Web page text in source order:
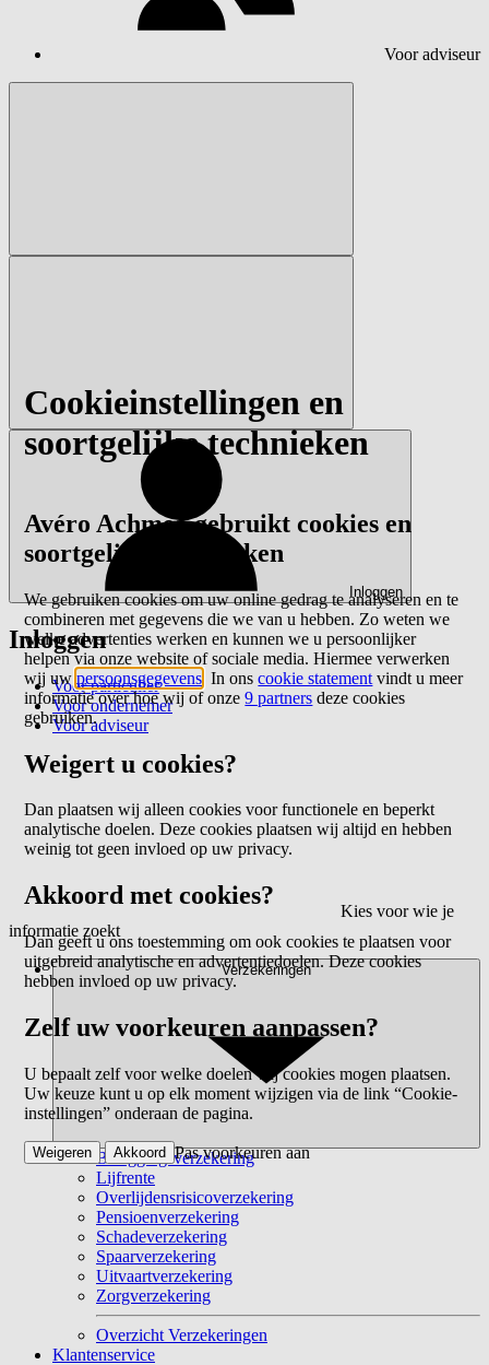
Voor adviseur
Inloggen
Inloggen
Voor particulier
Voor ondernemer
Voor adviseur
Kies voor wie je
informatie zoekt
Verzekeringen
Beleggingsverzekering
Lijfrente
Overlijdensrisicoverzekering
Pensioenverzekering
Schadeverzekering
Spaarverzekering
Uitvaartverzekering
Zorgverzekering
Overzicht Verzekeringen
Klantenservice
Cookieinstellingen en
soortgelijke technieken
Avéro Achmea gebruikt cookies en
soortgelijke technieken
We gebruiken cookies om uw online gedrag te analyseren en te
combineren met gegevens die we van u hebben. Zo weten we
welke advertenties werken en kunnen we u persoonlijker
helpen via onze website of sociale media. Hiermee verwerken
wij uwpersoonsgegevens . In onscookie statement vindt u meer
informatie over hoe wij of onze9 partners deze cookies
gebruiken.
Weigert u cookies?
Dan plaatsen wij alleen cookies voor functionele en beperkt
analytische doelen. Deze cookies plaatsen wij altijd en hebben
weinig tot geen invloed op uw privacy.
Akkoord met cookies?
Dan geeft u ons toestemming om ook cookies te plaatsen voor
uitgebreid analytische en advertentiedoelen. Deze cookies
hebben invloed op uw privacy.
Zelf uw voorkeuren aanpassen?
U bepaalt zelf voor welke doelen wij cookies mogen plaatsen.
Uw keuze kunt u op elk moment wijzigen via de link “Cookie-
instellingen” onderaan de pagina.
Pas voorkeuren aan
Weigeren Akkoord